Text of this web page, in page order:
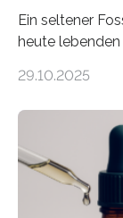
Ein seltener
heute
Forschende
Region Kachin
Art einer
nun den
fossile
29.10.2025